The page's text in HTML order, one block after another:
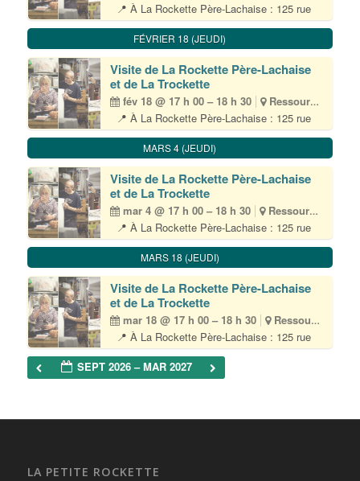
📍 À La Rockette Père-Lachaise : 125 rue
du chemin vert – 75011 Paris • (M) Père-
Lachaise 👥 Tout public – 10 participant·es
max 🎟 Inscription obligatoire par email à
visite@lapetiterockette.org 💶 Gratuit Durée
environ 1h30 La Petite Rockette est[...]
FÉVRIER 18 (JEUDI)
Visite de La Rockette Père-Lachaise
et de La Trockette
fév 18 @ 17 h 00 – 18 h 30
Ressourcerie
📍 À La Rockette Père-Lachaise : 125 rue
du chemin vert – 75011 Paris • (M) Père-
Lachaise 👥 Tout public – 10 participant·es
max 🎟 Inscription obligatoire par email à
visite@lapetiterockette.org 💶 Gratuit Durée
environ 1h30 La Petite Rockette est[...]
MARS 4 (JEUDI)
Visite de La Rockette Père-Lachaise
et de La Trockette
mar 4 @ 17 h 00 – 18 h 30
Ressourcerie
📍 À La Rockette Père-Lachaise : 125 rue
du chemin vert – 75011 Paris • (M) Père-
Lachaise 👥 Tout public – 10 participant·es
max 🎟 Inscription obligatoire par email à
visite@lapetiterockette.org 💶 Gratuit Durée
environ 1h30 La Petite Rockette est[...]
MARS 18 (JEUDI)
Visite de La Rockette Père-Lachaise
et de La Trockette
mar 18 @ 17 h 00 – 18 h 30
Ressourcerie
📍 À La Rockette Père-Lachaise : 125 rue
du chemin vert – 75011 Paris • (M) Père-
Lachaise 👥 Tout public – 10 participant·es
max 🎟 Inscription obligatoire par email à
SEPT 2026 – MAR 2027
LA PETITE ROCKETTE